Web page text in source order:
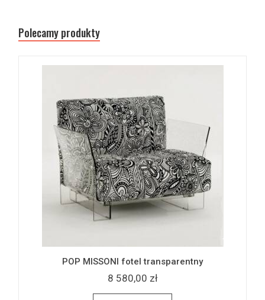
Polecamy produkty
POP MISSONI fotel transparentny
8 580,00 zł